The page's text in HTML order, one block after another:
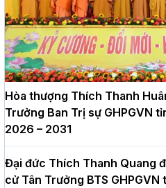
Hòa thượng Thích Thanh
Trưởng Ban Trị sự GHPGVN
2026 – 2031
Đại đức Thích Thanh Quang
cử Tân Trưởng BTS GHPGVN